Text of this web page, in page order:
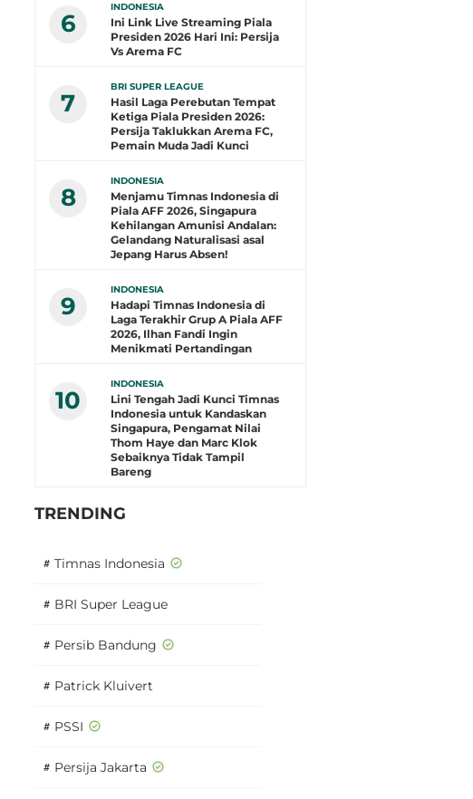
6
INDONESIA
Ini Link Live Streaming Piala
Presiden 2026 Hari Ini: Persija
Vs Arema FC
7
BRI SUPER LEAGUE
Hasil Laga Perebutan Tempat
Ketiga Piala Presiden 2026:
Persija Taklukkan Arema FC,
Pemain Muda Jadi Kunci
8
INDONESIA
Menjamu Timnas Indonesia di
Piala AFF 2026, Singapura
Kehilangan Amunisi Andalan:
Gelandang Naturalisasi asal
Jepang Harus Absen!
9
INDONESIA
Hadapi Timnas Indonesia di
Laga Terakhir Grup A Piala AFF
2026, Ilhan Fandi Ingin
Menikmati Pertandingan
10
INDONESIA
Lini Tengah Jadi Kunci Timnas
Indonesia untuk Kandaskan
Singapura, Pengamat Nilai
Thom Haye dan Marc Klok
Sebaiknya Tidak Tampil
Bareng
TRENDING
# Timnas Indonesia
# BRI Super League
# Persib Bandung
# Patrick Kluivert
# PSSI
# Persija Jakarta